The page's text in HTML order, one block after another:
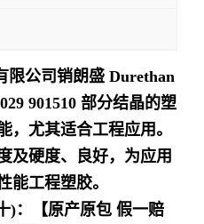
限公司销朗盛 Durethan
901510 部分结晶的塑
，尤其适合工程应用。
及硬度、良好，为应用
能工程塑胶。
)：【原产原包 假一赔